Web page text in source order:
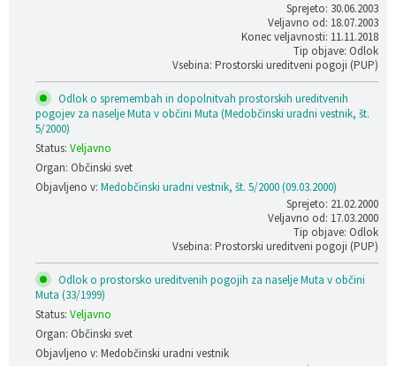
Sprejeto: 30.06.2003
Veljavno od: 18.07.2003
Konec veljavnosti: 11.11.2018
Tip objave: Odlok
Vsebina: Prostorski ureditveni pogoji (PUP)
Odlok o spremembah in dopolnitvah prostorskih ureditvenih
pogojev za naselje Muta v občini Muta (Medobčinski uradni vestnik, št.
5/2000)
Status: Veljavno
Organ: Občinski svet
Objavljeno v: Medobčinski uradni vestnik, št. 5/2000 (09.03.2000)
Sprejeto: 21.02.2000
Veljavno od: 17.03.2000
Tip objave: Odlok
Vsebina: Prostorski ureditveni pogoji (PUP)
Odlok o prostorsko ureditvenih pogojih za naselje Muta v občini
Muta (33/1999)
Status: Veljavno
Organ: Občinski svet
Objavljeno v: Medobčinski uradni vestnik